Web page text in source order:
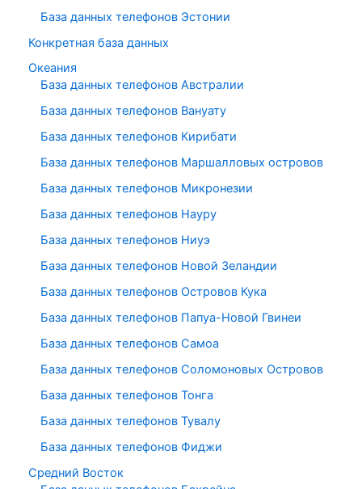
База данных телефонов Эстонии
Конкретная база данных
Океания
База данных телефонов Австралии
База данных телефонов Вануату
База данных телефонов Кирибати
База данных телефонов Маршалловых островов
База данных телефонов Микронезии
База данных телефонов Науру
База данных телефонов Ниуэ
База данных телефонов Новой Зеландии
База данных телефонов Островов Кука
База данных телефонов Папуа-Новой Гвинеи
База данных телефонов Самоа
База данных телефонов Соломоновых Островов
База данных телефонов Тонга
База данных телефонов Тувалу
База данных телефонов Фиджи
Средний Восток